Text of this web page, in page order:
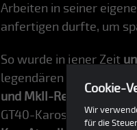
Arbeiten in seiner
anfertigen durfte, um
So wurde in jener Zeit
legendären Fahrzeugs.
und MkII-Rennwagen
GT40-Karosserien zu
Cookie-
Wir
für die